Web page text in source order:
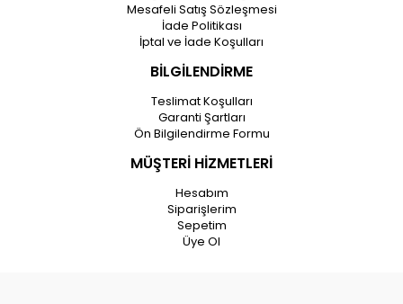
Mesafeli Satış Sözleşmesi
İade Politikası
İptal ve İade Koşulları
BİLGİLENDİRME
Teslimat Koşulları
Garanti Şartları
Ön Bilgilendirme Formu
MÜŞTERİ HİZMETLERİ
Hesabım
Siparişlerim
Sepetim
Üye Ol